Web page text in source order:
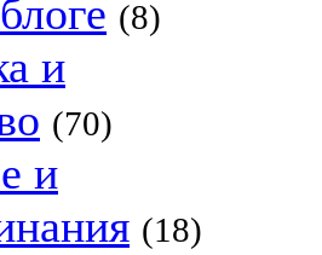
(8)
и
(70)
и
(18)